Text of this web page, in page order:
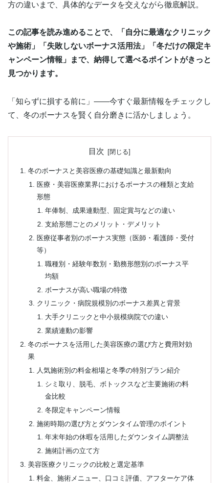
方の違いまで、具体的なデータを交えながら徹底解説。
この記事を読み進めることで、「自分に最適なクリニック
や施術」「失敗しないボーナス活用法」「冬だけの限定キ
ャンペーン情報」まで、納得して選べるポイントがきっと
見つかります。
「知らずに損する前に」——今すぐ最新情報をチェックし
て、冬のボーナスを賢く自分磨きに活かしましょう。
目次
冬のボーナスと美容医療の基礎知識と最新動向
医療・美容医療業界におけるボーナスの種類と支給
形態
年俸制、成果連動型、固定賞与などの違い
支給形態ごとのメリット・デメリット
医療従事者別のボーナス実態（医師・看護師・受付
等）
職種別・経験年数別・勤務形態別のボーナス平
均額
ボーナスが高い職場の特徴
クリニック・病院規模別のボーナス差異と背景
大手クリニックと中小規模病院での違い
業績連動の影響
冬のボーナスを活用した美容医療の選び方と費用対効
果
人気施術別の料金相場と冬季の特別プラン紹介
シミ取り、脱毛、ボトックスなど主要施術の料
金比較
冬限定キャンペーン情報
施術時期の選び方とダウンタイム管理のポイント
年末年始の休暇を活用したダウンタイム調整法
施術計画の立て方
美容医療クリニックの比較と選定基準
料金、施術メニュー、口コミ評価、アフターケア体